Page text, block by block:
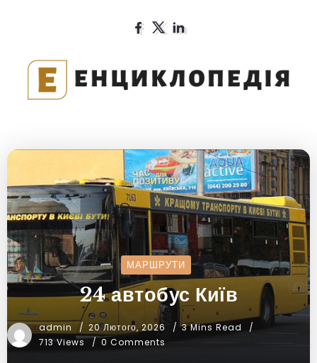
МАРШРУТИ
24 автобус Київ
admin 20 Лютого, 2026
3 Mins Read
713 Views
0 Comments